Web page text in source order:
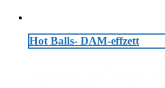
Hot Balls- DAM-effzett